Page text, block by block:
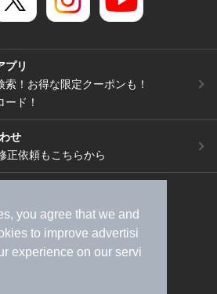
you agree that we and
to improve advertisi
experience on our servi
プリ
索！お得な限定クーポンも！
ド！
せ
正依頼もこちらから
料請求）
広告出稿のご案内
フスタイルMEMBERS+規約
づく表記
ヘルプ
採用情報